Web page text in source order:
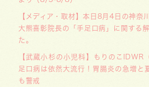
【メディア・取材】本日8月4日の神奈
大熊喜彰院長の「手足口病」に関する
た。
【武蔵小杉の小児科】もりのこ
足口病は依然大流行！胃腸炎の急増と
も警戒